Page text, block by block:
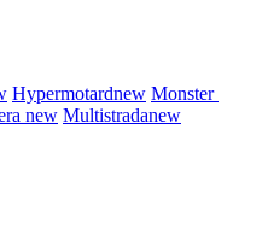
Hypermotardnew Monster
new Multistradanew